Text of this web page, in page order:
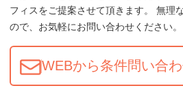
フィスをご提案させて頂きます。 無理
ので、お気軽にお問い合わせください。
WEBから条件問い合